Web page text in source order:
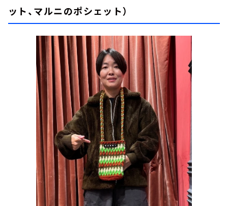
ット、マルニのポシェット）